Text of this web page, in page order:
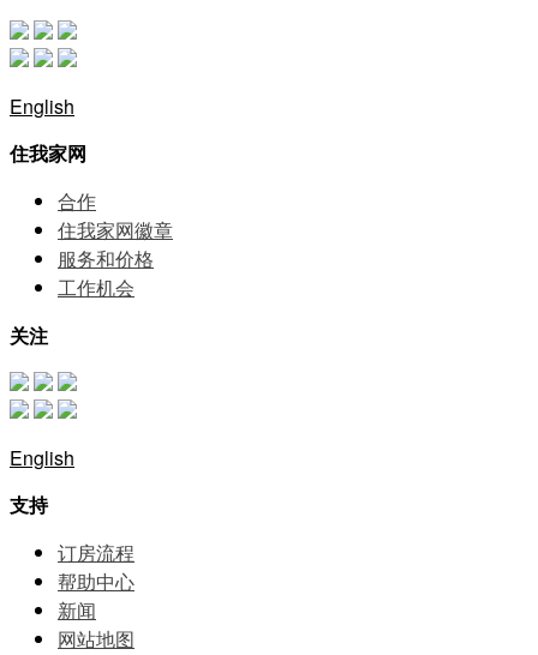
English
住我家网
合作
住我家网徽章
服务和价格
⼯作机会
关注
English
支持
订房流程
帮助中⼼
新闻
网站地图